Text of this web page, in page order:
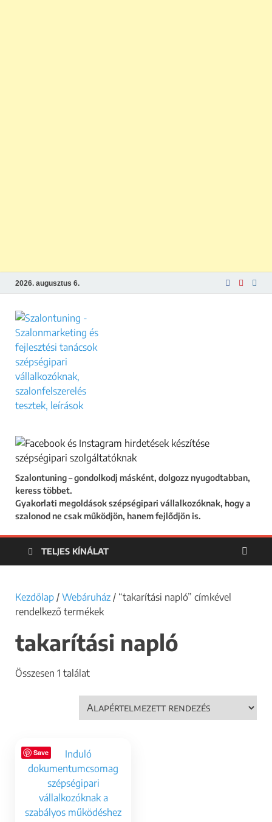
2026. augusztus 6.
Szalontuning – gondolkodj másként, dolgozz nyugodtabban,
keress többet.
Gyakorlati megoldások szépségipari vállalkozóknak, hogy a
szalonod ne csak működjön, hanem fejlődjön is.
TELJES KÍNÁLAT
Kezdőlap / Webáruház / “takarítási napló” címkével
rendelkező termékek
takarítási napló
Összesen 1 találat
Save